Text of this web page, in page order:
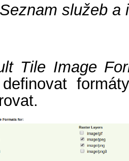
Seznam služeb a
Tile Image